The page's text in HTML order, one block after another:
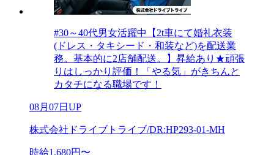
#30～40代男女活躍中【2t車にて婚礼衣装
(ドレス・タキシード・和装など)を配送業
務。基本的に2店舗配送。】昇給あり★頑張
りはしっかり評価！「やる気」がきちんと
カタチになる職場です！
08月07日UP
株式会社ドライブトライブ/DR:HP293-01-MH
時給1,680円〜